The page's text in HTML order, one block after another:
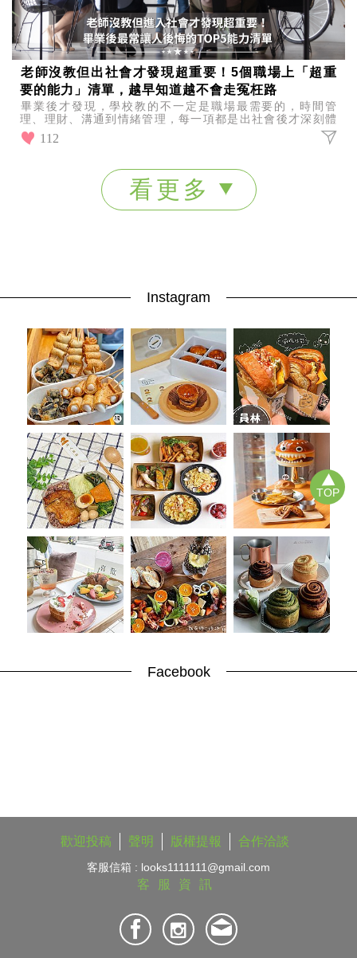
TOP
老師沒教但出社會才發現超重要！5個職場上「超重
要的能力」清單，越早知道越不會走冤枉路
畢業後才發現，學校教的不一定是職場最需要的，時間管
理、理財、溝通到情緒管理，每一項都是出社會後才深刻體
會的重要能力，你最想補強哪一項呢？
112
看更多
Instagram
Facebook
客服資訊
客服信箱 : looks1111111@gmail.com
歡迎投稿 聲明 版權提報 合作洽談